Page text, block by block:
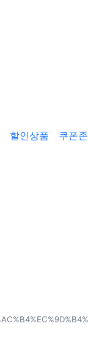
할인상품 쿠폰존